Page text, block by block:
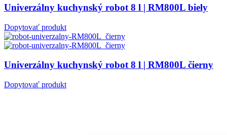
Univerzálny kuchynský robot 8 l | RM800L biely
Dopytovať produkt
Univerzálny kuchynský robot 8 l | RM800L čierny
Dopytovať produkt